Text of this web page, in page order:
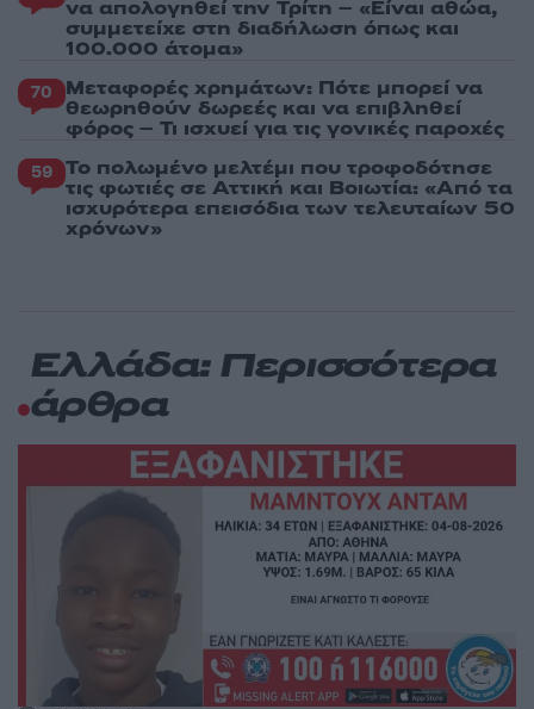
να απολογηθεί την Τρίτη – «Είναι αθώα,
συμμετείχε στη διαδήλωση όπως και
100.000 άτομα»
70 Μεταφορές χρημάτων: Πότε μπορεί να
θεωρηθούν δωρεές και να επιβληθεί
φόρος – Τι ισχυεί για τις γονικές παροχές
59 Το πολωμένο μελτέμι που τροφοδότησε
τις φωτιές σε Αττική και Βοιωτία: «Από τα
ισχυρότερα επεισόδια των τελευταίων 50
χρόνων»
Ελλάδα: Περισσότερα
άρθρα